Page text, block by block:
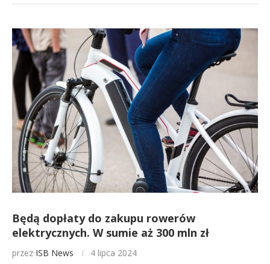
Będą dopłaty do zakupu rowerów
elektrycznych. W sumie aż 300 mln zł
przez ISB News 4 lipca 2024